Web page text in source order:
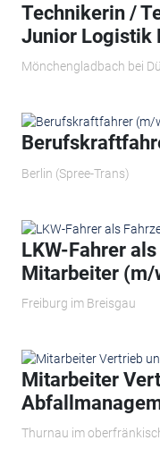
Technikerin /
Junior Logistik
Mönchengladbach bei
Berlin (Spree-Trans)
LKW-Fahrer
Mitarbeiter (m/
Freiburg im Breisgau
Mitarbeiter
Thurnau im